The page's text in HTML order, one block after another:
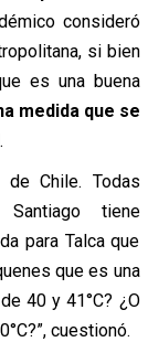
consideró
si bien
es una buena
medida que se
.
Chile. Todas
tiene
para Talca que
que es una
40 y 41°C? ¿O
cuestionó.